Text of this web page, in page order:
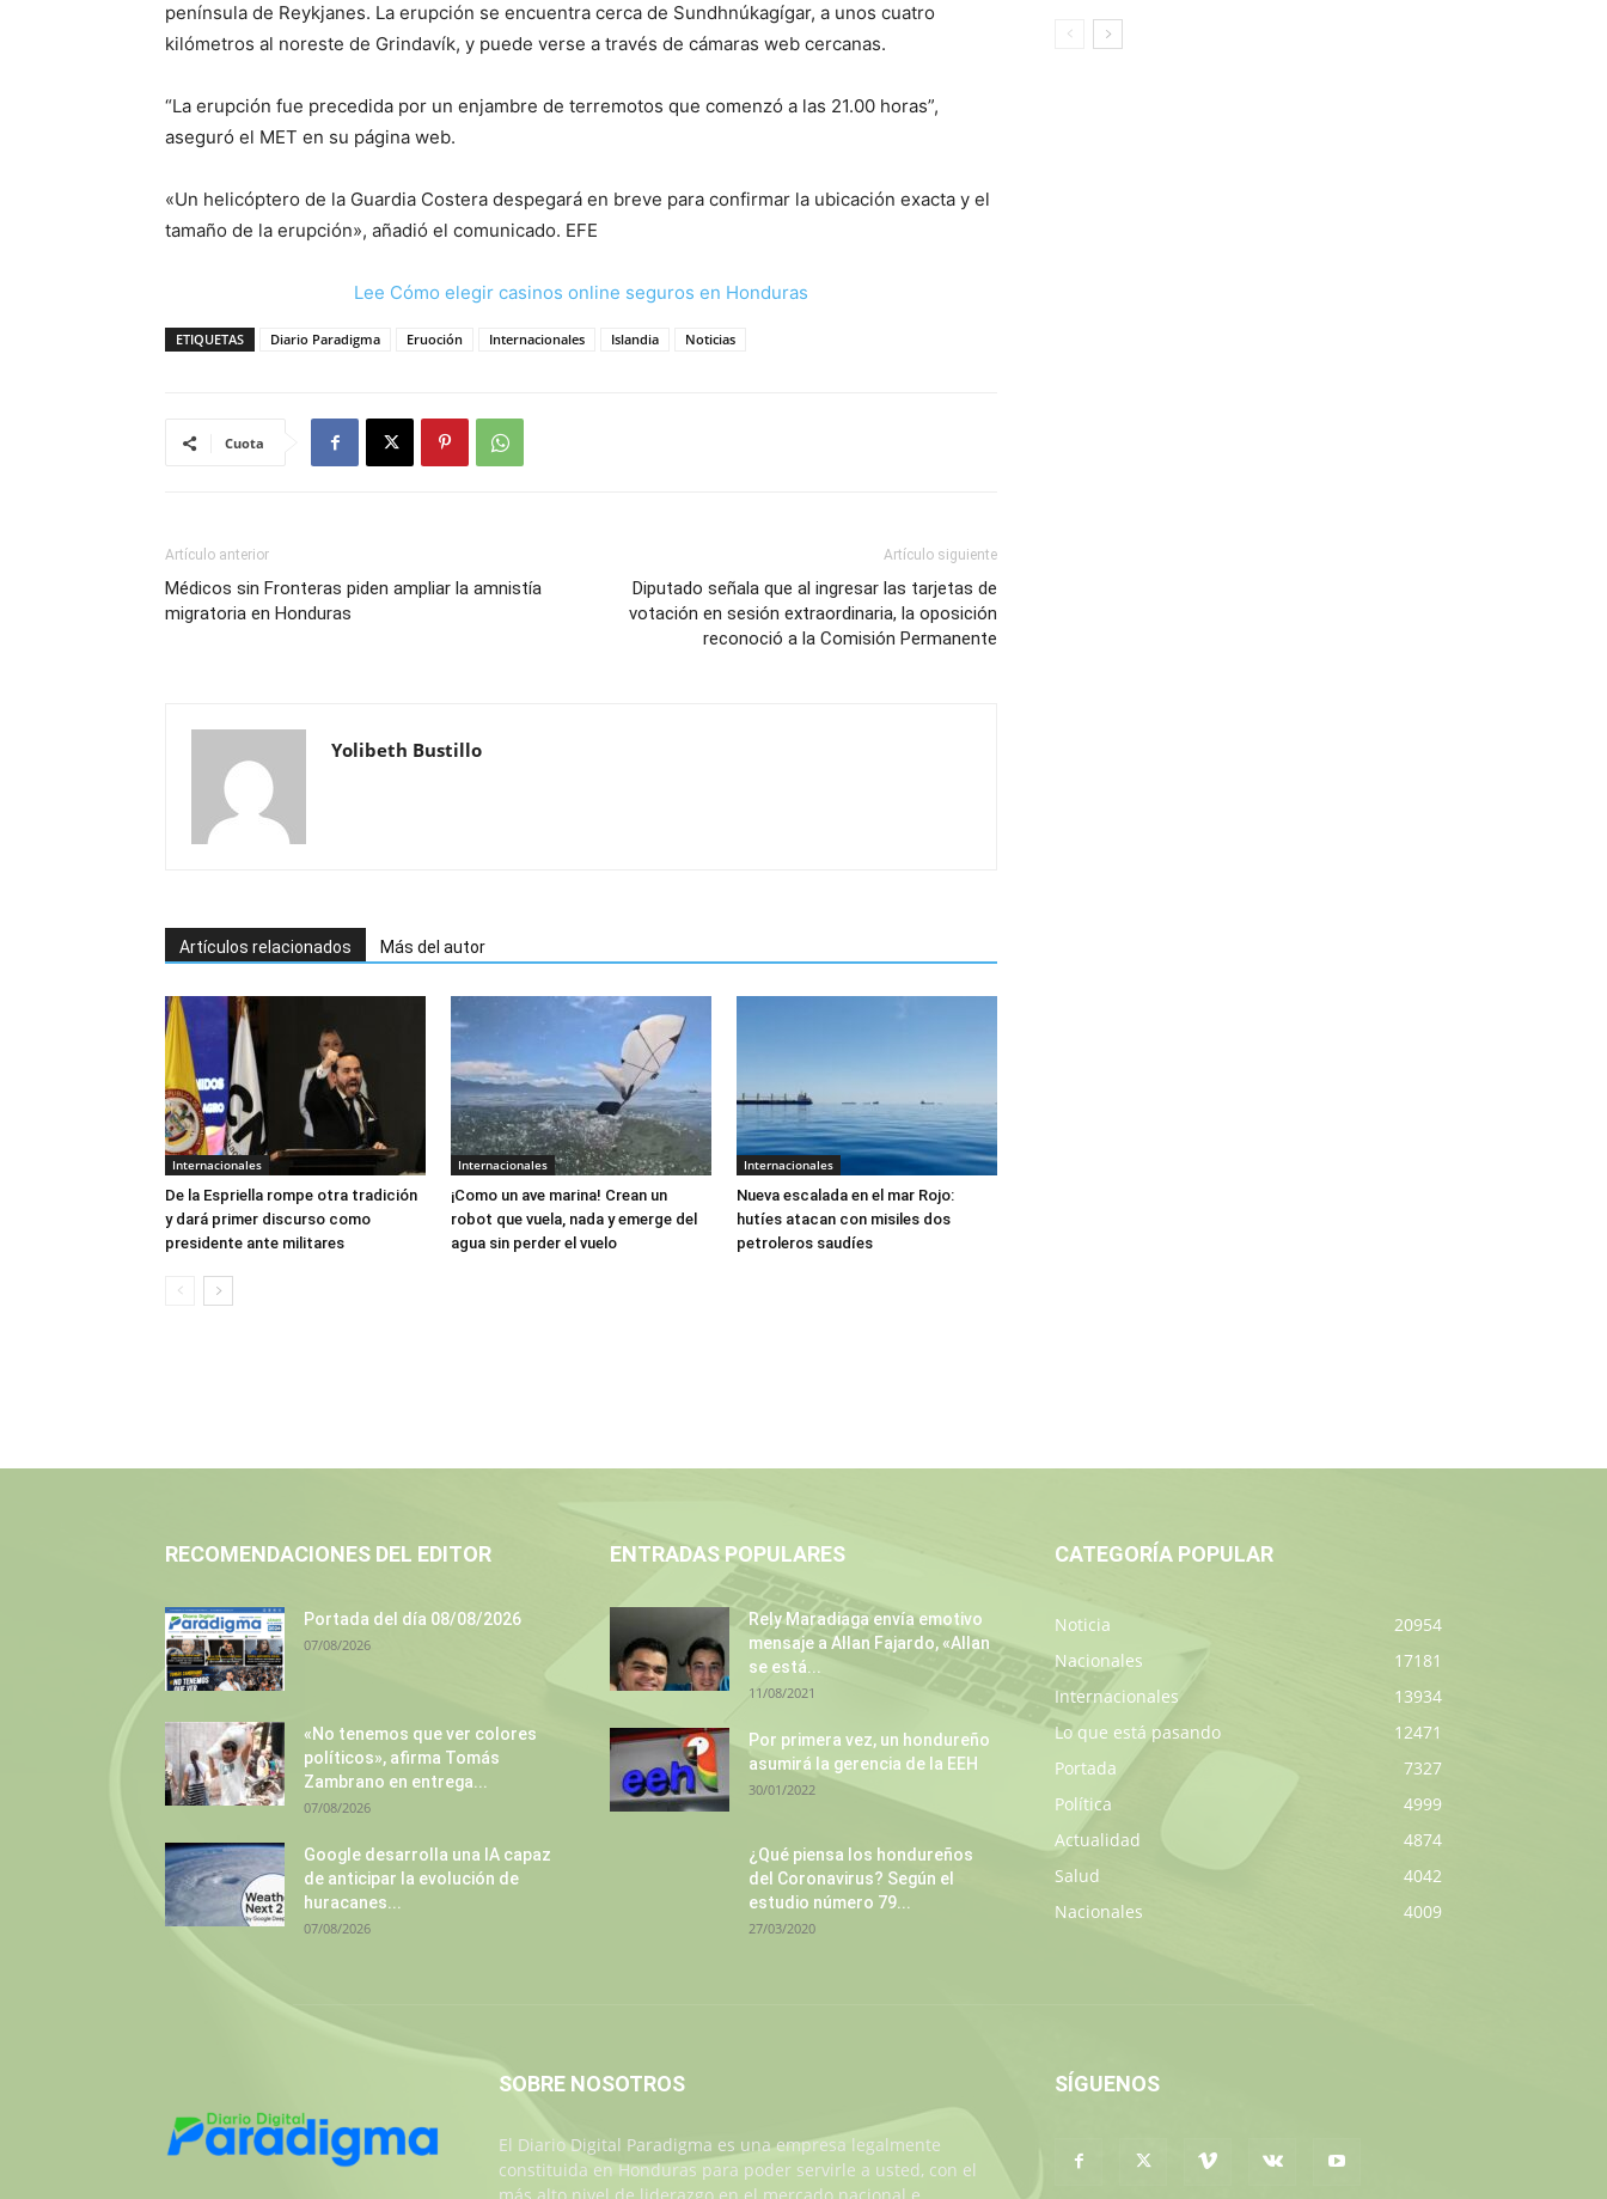
península de Reykjanes. La erupción se encuentra cerca de Sundhnúkagígar, a unos cuatro
kilómetros al noreste de Grindavík, y puede verse a través de cámaras web cercanas.
“La erupción fue precedida por un enjambre de terremotos que comenzó a las 21.00 horas”,
aseguró el MET en su página web.
«Un helicóptero de la Guardia Costera despegará en breve para confirmar la ubicación exacta y el
tamaño de la erupción», añadió el comunicado. EFE
Lee Cómo elegir casinos online seguros en Honduras
ETIQUETAS Diario Paradigma Eruoción Internacionales Islandia Noticias
Cuota
Artículo anterior
Médicos sin Fronteras piden ampliar la amnistía
migratoria en Honduras
Artículo siguiente
Diputado señala que al ingresar las tarjetas de
votación en sesión extraordinaria, la oposición
reconoció a la Comisión Permanente
Yolibeth Bustillo
Artículos relacionados Más del autor
Internacionales
De la Espriella rompe otra tradición
y dará primer discurso como
presidente ante militares
Internacionales
¡Como un ave marina! Crean un
robot que vuela, nada y emerge del
agua sin perder el vuelo
Internacionales
Nueva escalada en el mar Rojo:
hutíes atacan con misiles dos
petroleros saudíes
RECOMENDACIONES DEL EDITOR
Portada del día 08/08/2026
07/08/2026
«No tenemos que ver colores
políticos», afirma Tomás
Zambrano en entrega...
07/08/2026
Google desarrolla una IA capaz
de anticipar la evolución de
huracanes...
07/08/2026
ENTRADAS POPULARES
Rely Maradiaga envía emotivo
mensaje a Allan Fajardo, «Allan
se está...
11/08/2021
Por primera vez, un hondureño
asumirá la gerencia de la EEH
30/01/2022
¿Qué piensa los hondureños
del Coronavirus? Según el
estudio número 79...
27/03/2020
CATEGORÍA POPULAR
Noticia
20954
Nacionales
17181
Internacionales
13934
Lo que está pasando
12471
Portada
7327
Política
4999
Actualidad
4874
Salud
4042
Nacionales
4009
SOBRE NOSOTROS
El Diario Digital Paradigma es una empresa legalmente
constituida en Honduras para poder servirle a usted, con el
SÍGUENOS